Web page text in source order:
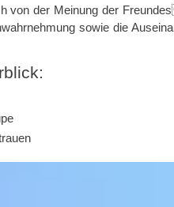
von der Meinung der
sowie die